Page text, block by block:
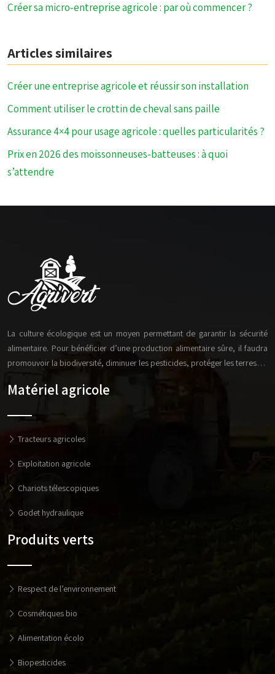
Créer sa micro-entreprise agricole : par où commencer ?
Articles similaires
Créer une entreprise agricole et réussir son installation
Comment utiliser le crottin de cheval sans paille
Assurance 4×4 pour usage agricole : quelles particularités ?
Prix en 2026 des moissonneuses-batteuses : à quoi
s’attendre
La culture écologique est un moyen permettant de garantir la sécurité
alimentaire. Pour bénéficier d’une production alimentaire sûre, il faudra
promouvoir la biodiversité, diminuer les pesticides, protéger les terres…
Matériel agricole
Tracteurs agricoles
Exploitation agricole
Chariots télescopiques
Godet hydraulique
Produits verts
Respect de l’environnement
Cosmétiques bio
Alimentation écolo
Biopesticides